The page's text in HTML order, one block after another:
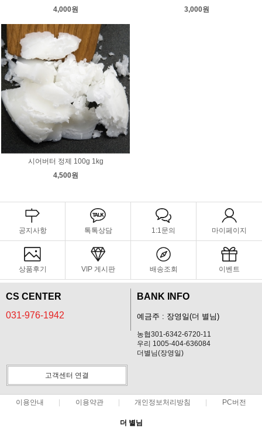
4,000원
3,000원
시어버터 정제 100g 1kg
4,500원
공지사항 톡톡상담 1:1문의 마이페이지
상품후기 VIP 게시판 배송조회 이벤트
CS CENTER
031-976-1942
BANK INFO
예금주 : 장영일(더 별님)
농협301-6342-6720-11
우리 1005-404-636084
더별님(장영일)
고객센터 연결
이용안내 이용약관 개인정보처리방침 PC버전
더 별님